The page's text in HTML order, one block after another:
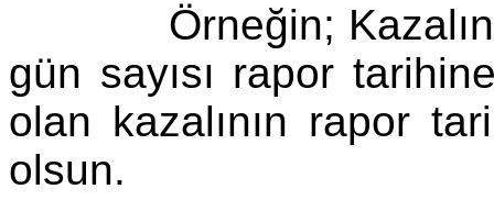
Örneğin; Kazalının
gün sayısı rapor
olan kazalının rapor
olsun.